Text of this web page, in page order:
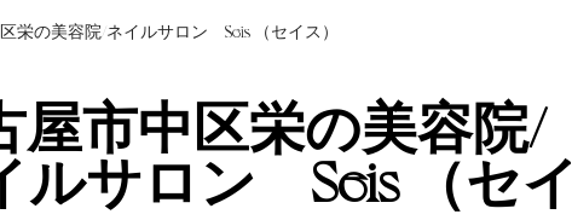
栄の美容院/ネイルサロン Seis （セイス）
屋市中区栄の美容院/
ルサロン Seis （セイ